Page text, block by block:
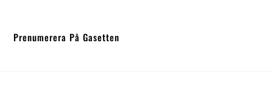
Prenumerera På Gasetten